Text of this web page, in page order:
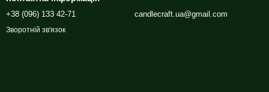
+38 (096) 133 42-71
Зворотній зв'язок
candlecraft.ua@gmail.com